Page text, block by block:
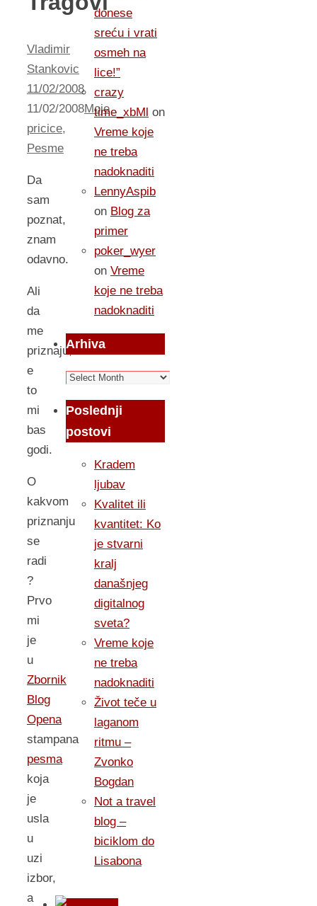
Vladimir
Stankovic
11/02/2008
11/02/2008Moje
pricice,
Pesme
Da
sam
poznat,
znam
odavno.
Ali
da
me
priznaju,
e
to
mi
bas
godi.
O
kakvom
priznanju
se
radi
?
Prvo
mi
je
u
Zbornik
Blog
Opena
stampana
pesma
koja
je
usla
u
uzi
izbor,
a
donese
sreću i vrati
osmeh na
lice!”
crazy
time_xbMl on
Vreme koje
ne treba
nadoknaditi
LennyAspib
on Blog za
primer
poker_wyer
on Vreme
koje ne treba
nadoknaditi
Arhiva
Arhiva
Poslednji
postovi
Kradem
ljubav
Kvalitet ili
kvantitet: Ko
je stvarni
kralj
današnjeg
digitalnog
sveta?
Vreme koje
ne treba
nadoknaditi
Život teče u
laganom
ritmu –
Zvonko
Bogdan
Not a travel
blog –
biciklom do
Lisabona